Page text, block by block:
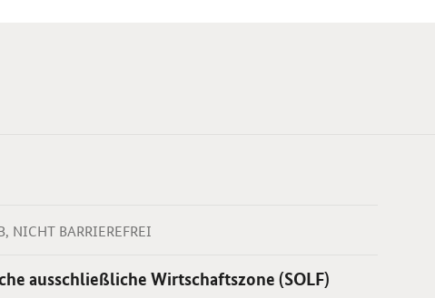
NICHT BARRIEREFREI
ausschließliche Wirtschaftszone (SOLF)